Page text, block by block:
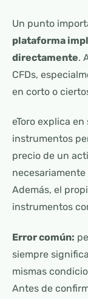
Un punto
plataforma
directamente.
CFDs,
en corto o
eToro explica
instrumentos
precio de un
Además, el
instrumentos
Error común:
siempre
mismas
Antes de